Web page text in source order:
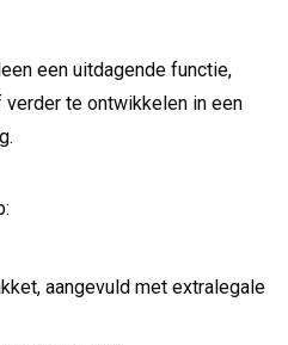
een uitdagende functie,
te ontwikkelen in een
aangevuld met extralegale